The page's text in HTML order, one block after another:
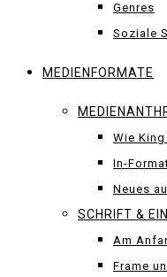
Genres
Soziale
MEDIENFORMATE
Wie
In-
Neues
SCHRIFT &
Am
Frame